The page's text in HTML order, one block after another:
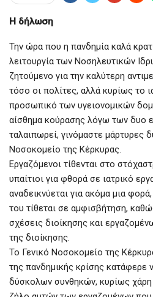
Η δήλωση
Την ώρα που η πανδημία καλά
λειτουργία των Νοσηλευτικών
ζητούμενο για την καλύτερη
τόσο οι πολίτες, αλλά κυρίως το
προσωπικό των υγειονομικών
αίσθημα κούρασης λόγω των δυο
ταλαιπωρεί, γινόμαστε μάρτυρες
Νοσοκομείο της Κέρκυρας.
Εργαζόμενοι τίθενται στο
υπαίτιοι για φθορά σε ιατρικό
αναδεικνύεται για ακόμα μια
του τίθεται σε αμφισβήτηση,
σχέσεις διοίκησης και
της διοίκησης.
Το Γενικό Νοσοκομείο της
της πανδημικής κρίσης κατάφερε
δύσκολων συνθηκών, κυρίως